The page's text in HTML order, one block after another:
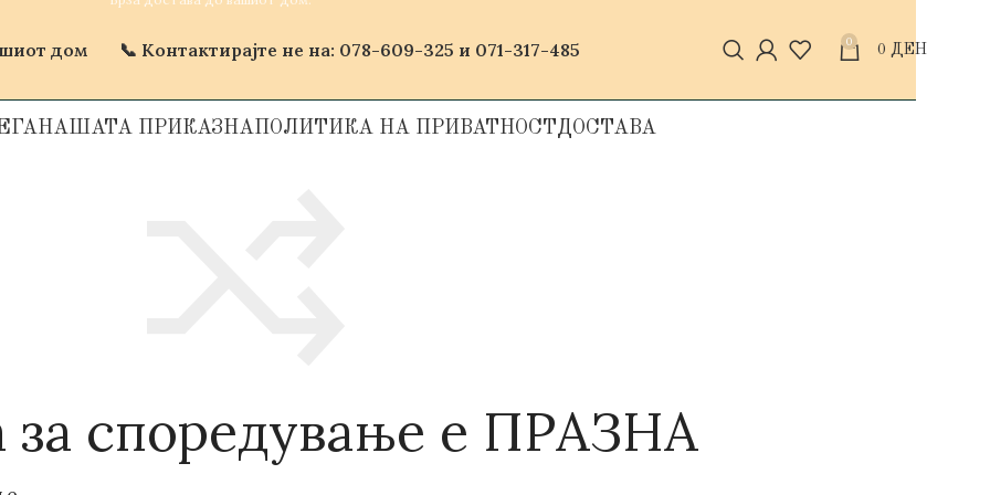
дом 📞 Контактирајте не на: 078-609-325 и 071-317-485 0
0 ДЕН
НАШАТА ПРИКАЗНА ПОЛИТИКА НА ПРИВАТНОСТ ДОСТАВА
за споредување е ПРАЗНА